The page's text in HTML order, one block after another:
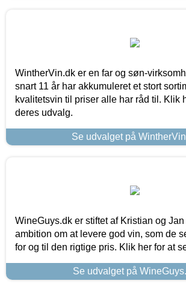
WintherVin.dk er en far og søn-
snart 11 år har akkumuleret et stort
kvalitetsvin til priser alle har råd til. Klik
deres udvalg.
Se udvalget på
WineGuys.dk er stiftet af Kristian og
ambition om at levere god vin, som de
for og til den rigtige pris. Klik her for at
Se udvalget på